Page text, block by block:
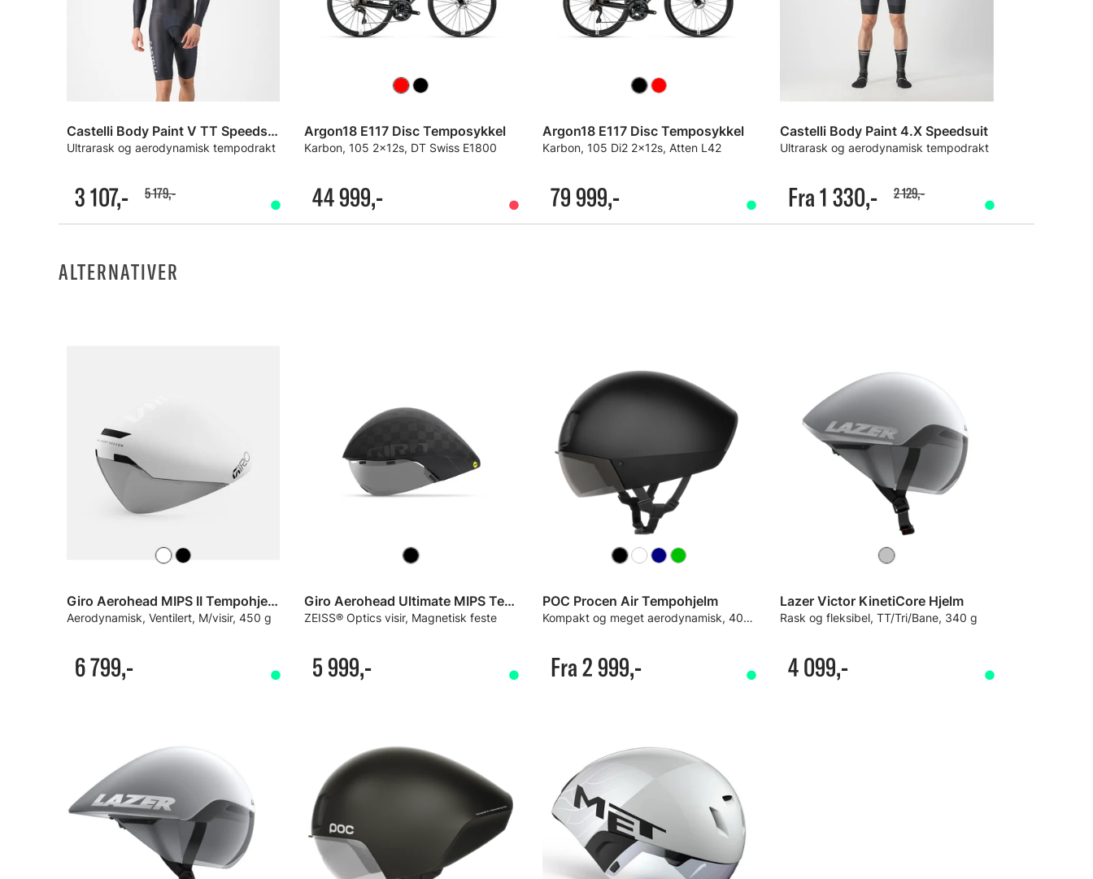
Castelli Body Paint V TT Speedsuit
Ultrarask og aerodynamisk tempodrakt
3 107,- 5 179,-
Argon18 E117 Disc Temposykkel
Karbon, 105 2x12s, DT Swiss E1800
44 999,-
Argon18 E117 Disc Temposykkel
Karbon, 105 Di2 2x12s, Atten L42
79 999,-
Castelli Body Paint 4.X Speedsuit
Ultrarask og aerodynamisk tempodrakt
Fra 1 330,- 2 129,-
ALTERNATIVER
Giro Aerohead MIPS II Tempohjelm
Aerodynamisk, Ventilert, M/visir, 450 g
6 799,-
Giro Aerohead Ultimate MIPS Tempohjelm
ZEISS® Optics visir, Magnetisk feste
5 999,-
POC Procen Air Tempohjelm
Kompakt og meget aerodynamisk, 400g
Fra 2 999,-
Lazer Victor KinetiCore Hjelm
Rask og fleksibel, TT/Tri/Bane, 340 g
4 099,-